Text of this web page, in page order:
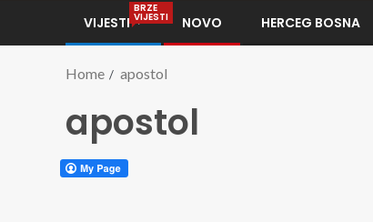
VIJESTI
BRZE
VIJESTI NOVO HERCEG BOSNA
Home apostol
apostol